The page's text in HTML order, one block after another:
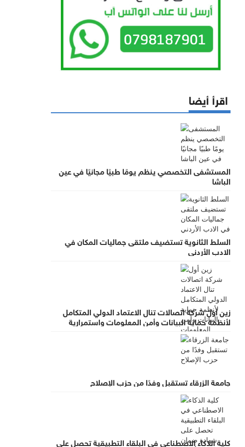
اقرأ أيضا
المستشفى التخصصي ينظم يومًا طبيًا مجانيًا في عين
الباشا
السلط الثانوية تستضيف ملتقى جماليات المكان في
الادب الأردني
زين أول شركة اتصالات تنال الاعتماد الدولي المتكامل
لأنظمة حماية البيانات وأمن المعلومات واستمرارية
الأعمال
جامعة الزرقاء تستقبل وفدًا من حزب الإصلاح
كلية الذكاء الاصطناعي في البلقاء التطبيقية تحصل على